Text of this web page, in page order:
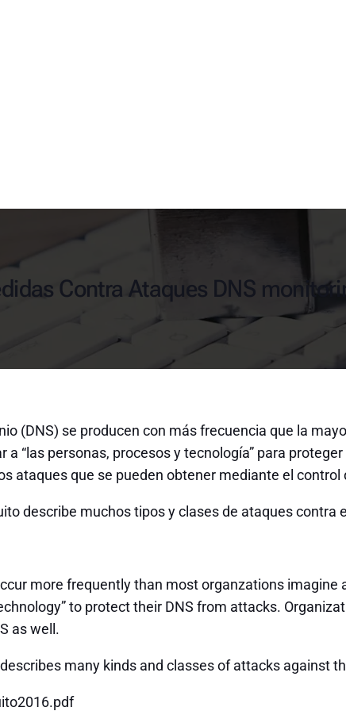
Contra Ataques DNS
(DNS) se producen con más frecuencia que la
“las personas, procesos y tecnología” para
ataques que se pueden obtener mediante el control
describe muchos tipos y clases de ataques contra
more frequently than most organzations
to protect their DNS from attacks.
as well.
many kinds and classes of attacks against